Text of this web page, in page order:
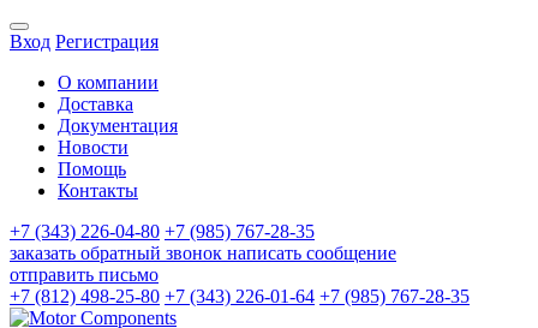
Вход Регистрация
О компании
Доставка
Документация
Новости
Помощь
Контакты
+7 (343) 226-04-80 +7 (985) 767-28-35
заказать обратный звонок написать сообщение
отправить письмо
+7 (812) 498-25-80 +7 (343) 226-01-64 +7 (985) 767-28-35